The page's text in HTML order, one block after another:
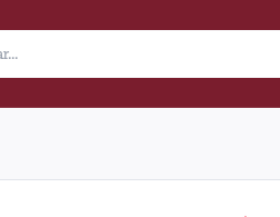
de 1931 en condición